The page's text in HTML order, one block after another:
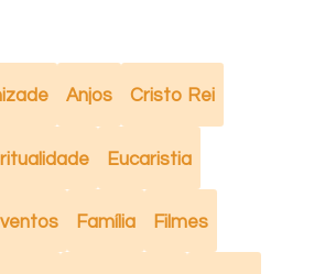
Anjos Cristo Rei
Eucaristia
Família Filmes